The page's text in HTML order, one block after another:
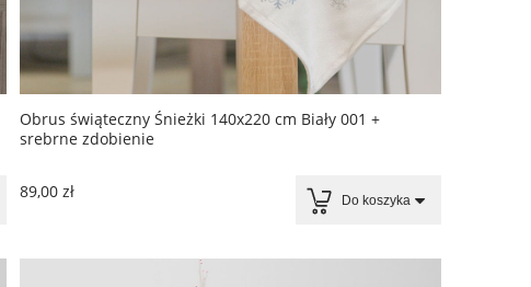
Obrus świąteczny Śnieżki 140x220 cm Biały 001 +
srebrne zdobienie
89,00 zł Do koszyka